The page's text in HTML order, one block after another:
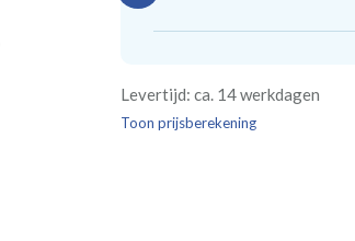
Rails
Geen extra
verduistering
Geen
kamer is bestemd. Wij
verplicht, maar wel handig)
Levertijd: ca. 14 werkdagen
Toon prijsberekening